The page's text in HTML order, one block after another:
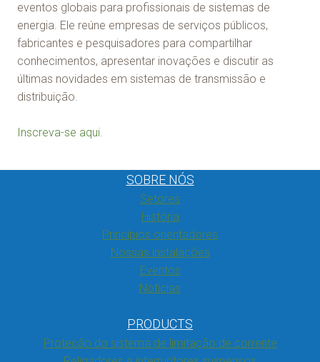
eventos globais para profissionais de sistemas de
energia. Ele reúne empresas de serviços públicos,
fabricantes e pesquisadores para compartilhar
conhecimentos, apresentar inovações e discutir as
últimas novidades em sistemas de transmissão e
distribuição.
Inscreva-se aqui.
SOBRE NÓS
Setores
História
Princípios orientadores
Nossas instalações
Eventos
Notícias
PRODUCTS
Proteção do sistema de limitação de corrente